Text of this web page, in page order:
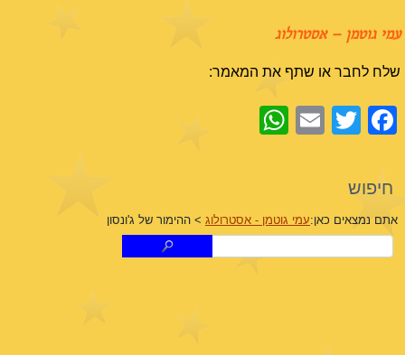
עמי גוטמן – אסטרולוג
שלח לחבר או שתף את המאמר:
Facebook
Twitter
Email
חיפוש
אתם נמצאים כאן:עמי גוטמן - אסטרולוג > ההימור של ג'ונסון